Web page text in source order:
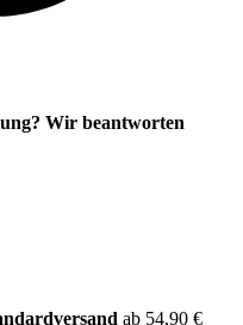
Wir beantworten
ab 54,90 €